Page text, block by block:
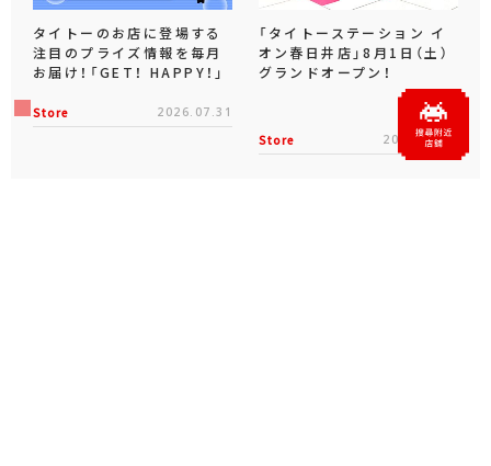
タイトーのお店に登場する
注目のプライズ情報を毎月
お届け！「GET！ HAPPY！」
Store 2026.07.31
「タイトーステーション イ
オン春日井店」8月1日（土）
グランドオープン！
Store 2026.07.31